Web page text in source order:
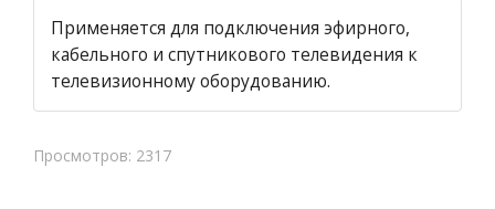
Применяется для подключения эфирного,
кабельного и спутникового телевидения к
телевизионному оборудованию.
Просмотров: 2317